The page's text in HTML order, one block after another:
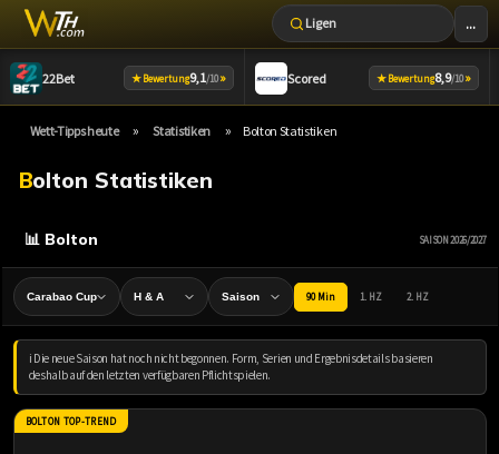
Zum
Inhalt
springen
Ligen ...
22Bet ★Bewertung9,1/10» Scored ★Bewertung8,9/10»
Wett-Tipps heute » Statistiken » Bolton Statistiken
Bolton Statistiken
📊 Bolton SAISON 2026/2027
90 Min 1. HZ 2. HZ
ℹ️ Die neue Saison hat noch nicht begonnen. Form, Serien und Ergebnisdetails basieren
deshalb auf den letzten verfügbaren Pflichtspielen.
BOLTON TOP-TREND